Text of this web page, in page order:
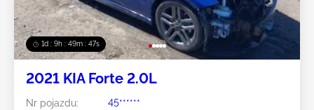
1d : 9h : 49m : 44s
2021 KIA Forte 2.0L
Nr pojazdu:
45******